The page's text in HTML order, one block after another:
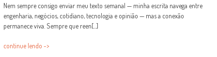
Nem sempre consigo enviar meu texto semanal — minha escrita navega entre
engenharia, negócios, cotidiano, tecnologia e opinião — mas a conexão
permanece viva. Sempre que reen[...]
continue lendo ->